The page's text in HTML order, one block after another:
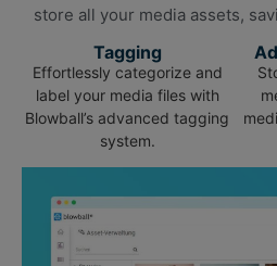
store all your media assets,
Tagging
Effortlessly categorize and
label your media files with
Blowball’s advanced tagging
system.